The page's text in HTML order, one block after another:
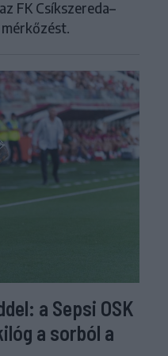
FK Csíkszereda–
a Sepsi OSK
a sorból a